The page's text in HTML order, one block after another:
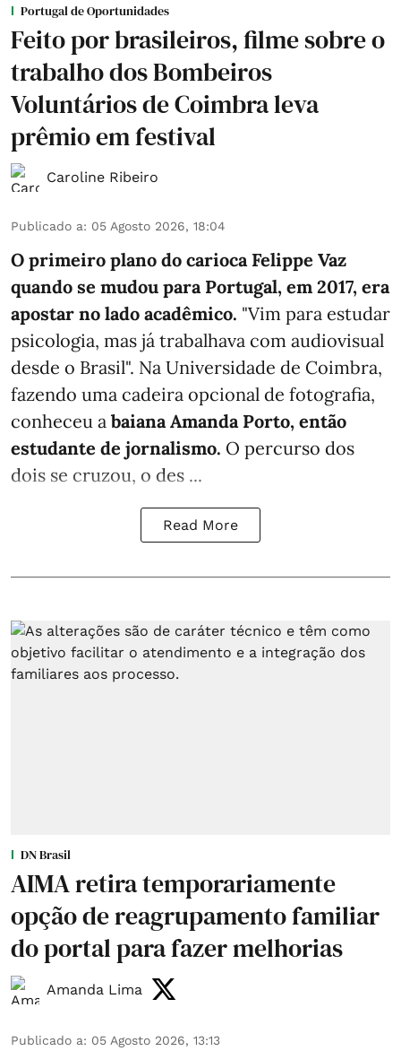
Portugal de Oportunidades
Feito por brasileiros, filme sobre o
trabalho dos Bombeiros
Voluntários de Coimbra leva
prêmio em festival
Caroline Ribeiro
Publicado a: 05 Agosto 2026, 18:04
O primeiro plano do carioca Felippe Vaz
quando se mudou para Portugal, em 2017, era
apostar no lado acadêmico. "Vim para estudar
psicologia, mas já trabalhava com audiovisual
desde o Brasil". Na Universidade de Coimbra,
fazendo uma cadeira opcional de fotografia,
conheceu a baiana Amanda Porto, então
estudante de jornalismo. O percurso dos
dois se cruzou, o des ...
Read More
DN Brasil
AIMA retira temporariamente
opção de reagrupamento familiar
do portal para fazer melhorias
Amanda Lima
Publicado a: 05 Agosto 2026, 13:13